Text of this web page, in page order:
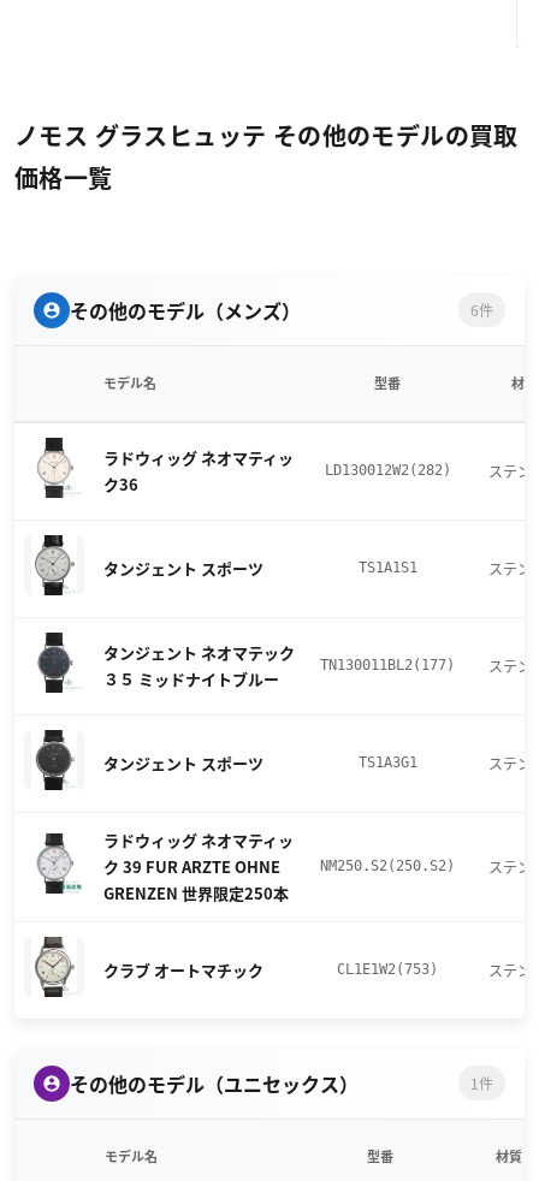
ノモス グラスヒュッテ その他のモデルの買取
価格一覧
その他のモデル（メンズ） 6件
モデル名 型番 材質
ラドウィッグ ネオマティッ
ク36
LD130012W2(282) ステン
タンジェント スポーツ TS1A1S1 ステン
タンジェント ネオマテック
３５ ミッドナイトブルー
TN130011BL2(177) ステン
タンジェント スポーツ TS1A3G1 ステン
ラドウィッグ ネオマティッ
ク 39 FUR ARZTE OHNE
GRENZEN 世界限定250本
NM250.S2(250.S2) ステン
クラブ オートマチック CL1E1W2(753) ステン
その他のモデル（ユニセックス） 1件
モデル名 型番 材質